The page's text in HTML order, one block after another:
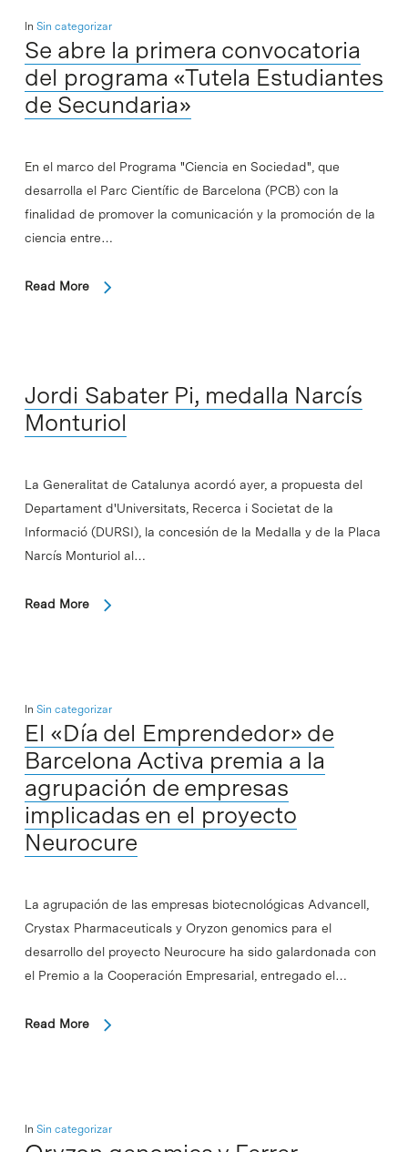
In Sin categorizar
Se abre la primera convocatoria
del programa «Tutela Estudiantes
de Secundaria»
En el marco del Programa "Ciencia en Sociedad", que
desarrolla el Parc Científic de Barcelona (PCB) con la
finalidad de promover la comunicación y la promoción de la
ciencia entre…
Read More
Jordi Sabater Pi, medalla Narcís
Monturiol
La Generalitat de Catalunya acordó ayer, a propuesta del
Departament d'Universitats, Recerca i Societat de la
Informació (DURSI), la concesión de la Medalla y de la Placa
Narcís Monturiol al…
Read More
In Sin categorizar
El «Día del Emprendedor» de
Barcelona Activa premia a la
agrupación de empresas
implicadas en el proyecto
Neurocure
La agrupación de las empresas biotecnológicas Advancell,
Crystax Pharmaceuticals y Oryzon genomics para el
desarrollo del proyecto Neurocure ha sido galardonada con
el Premio a la Cooperación Empresarial, entregado el…
Read More
In Sin categorizar